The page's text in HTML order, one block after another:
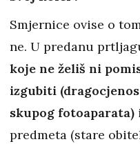
Smjernice ovise o
ne. U predanu
koje ne želiš ni
izgubiti
skupog fotoaparata)
predmeta (stare